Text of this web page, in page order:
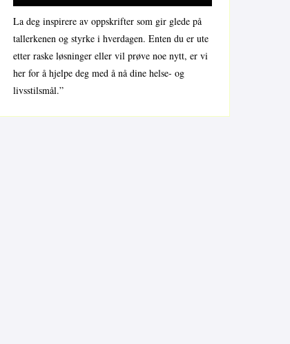
La deg inspirere av oppskrifter som gir glede på
tallerkenen og styrke i hverdagen. Enten du er ute
etter raske løsninger eller vil prøve noe nytt, er vi
her for å hjelpe deg med å nå dine helse- og
livsstilsmål.”